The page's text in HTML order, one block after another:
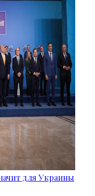
для Украины